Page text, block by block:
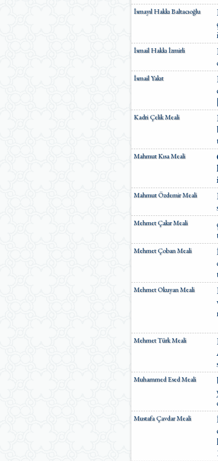
İsmayıl Hakkı Baltacıoğlu
İsmail Hakkı İzmirli
İsmail Yakıt
Kadri Çelik Meali
Mahmut Kısa Meali
Mahmut Özdemir Meali
Mehmet Çakır Meali
Mehmet Çoban Meali
Mehmet Okuyan Meali
Mehmet Türk Meali
Muhammed Esed Meali
Mustafa Çavdar Meali